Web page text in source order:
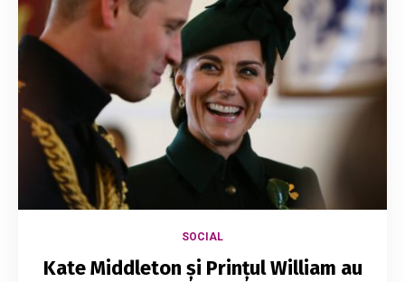
SOCIAL
Kate Middleton și Prințul William au